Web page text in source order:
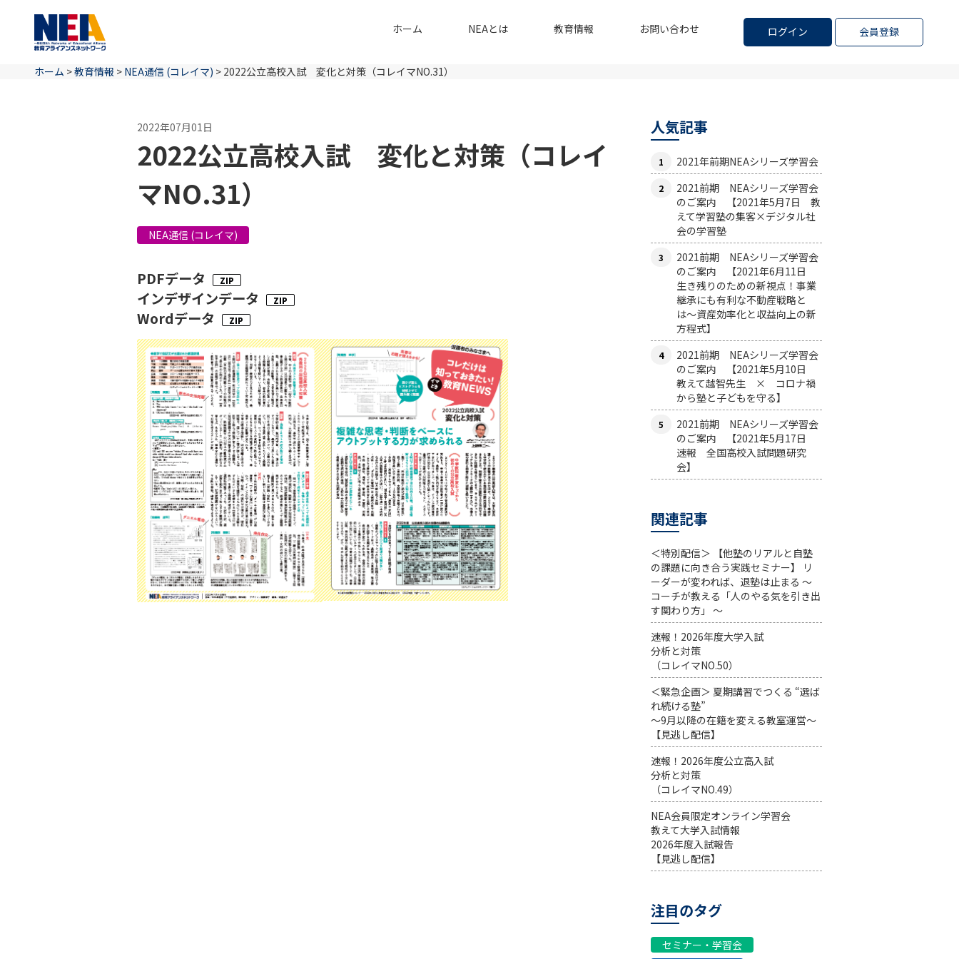
ログイン 会員登録
ホーム NEAとは 教育情報 お問い合わせ
ホーム >教育情報 > NEA通信 (コレイマ) > 2022公立高校入試 変化と対策（コレイマNO.31）
2022年07月01日
2022公立高校入試 変化と対策（コレイ
マNO.31）
NEA通信 (コレイマ)
PDFデータ
インデザインデータ
Wordデータ
人気記事
2021年前期NEAシリーズ学習会
2021前期 NEAシリーズ学習会
のご案内 【2021年5月7日 教
えて学習塾の集客×デジタル社
会の学習塾
2021前期 NEAシリーズ学習会
のご案内 【2021年6月11日
生き残りのための新視点！事業
継承にも有利な不動産戦略と
は〜資産効率化と収益向上の新
方程式】
2021前期 NEAシリーズ学習会
のご案内 【2021年5月10日
教えて越智先生 × コロナ禍
から塾と子どもを守る】
2021前期 NEAシリーズ学習会
のご案内 【2021年5月17日
速報 全国高校入試問題研究
会】
関連記事
＜特別配信＞ 【他塾のリアルと自塾
の課題に向き合う実践セミナー】 リ
ーダーが変われば、退塾は止まる 〜
コーチが教える「人のやる気を引き出
す関わり方」 〜
速報！2026年度大学入試
分析と対策
（コレイマNO.50）
＜緊急企画＞ 夏期講習でつくる “選ば
れ続ける塾”
～9月以降の在籍を変える教室運営～
【見逃し配信】
速報！2026年度公立高入試
分析と対策
（コレイマNO.49）
NEA会員限定オンライン学習会
教えて大学入試情報
2026年度入試報告
【見逃し配信】
注目のタグ
セミナー・学習会